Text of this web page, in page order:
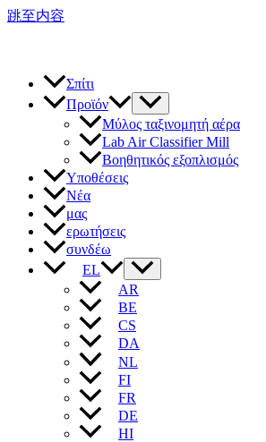
跳至内容
Σπίτι
Προϊόν
Μύλος ταξινομητή αέρα
Lab Air Classifier Mill
Βοηθητικός εξοπλισμός
Υποθέσεις
Νέα
μας
ερωτήσεις
συνδέω
EL
AR
BE
CS
DA
NL
FI
FR
DE
HI